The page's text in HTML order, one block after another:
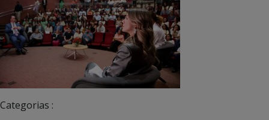
Categorias :